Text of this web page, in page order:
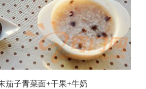
茄子青菜面+干果+牛奶